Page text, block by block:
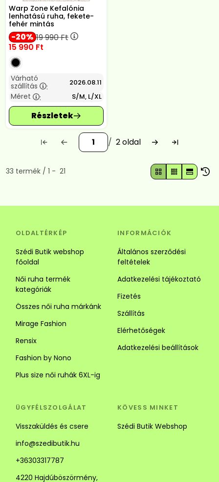
Warp Zone Kefalónia
lenhatású ruha, fekete-
fehér mintás
20 19 990Ft
15 990 Ft
Várható
szállítás
: 2026.08.11
Méret : S/M, L/XL
2
Összes termék a kategóriában
33 termék 1 21
OLDALTÉRKÉP
Szédi Butik webshop
főoldal
Női ruha termék
kategóriák
Összes női ruha márkánk
Mirage Fashion
Rensix
Fashion by Nono
Plus size női ruhák 6XL-ig
INFORMÁCIÓK
Általános szerződési
feltételek
Adatkezelési tájékoztató
Fizetés
Szállítás
Elérhetőségek
Adatkezelési beállítások
ÜGYFÉLSZOLGÁLAT
Visszaküldés és csere
info@szedibutik.hu
+36303317787
4220 Hajdúböszörmény,
KÖVESS MINKET
Szédi Butik Webshop